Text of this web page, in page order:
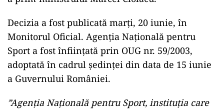
Decizia a fost publicată marți, 20 iunie, în
Monitorul Oficial. Agenţia Naţională pentru
Sport a fost înfiinţată prin OUG nr. 59/2003,
adoptată în cadrul şedinţei din data de 15 iunie
a Guvernului României.
”Agenţia Naţională pentru Sport, instituția care